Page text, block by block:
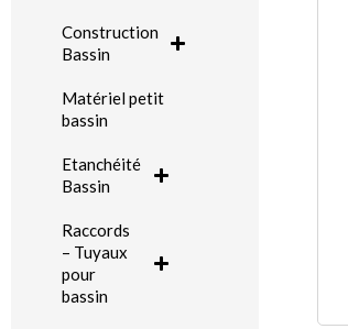
Construction
Bassin
Matériel petit
bassin
Etanchéité
Bassin
Raccords
– Tuyaux
pour
bassin